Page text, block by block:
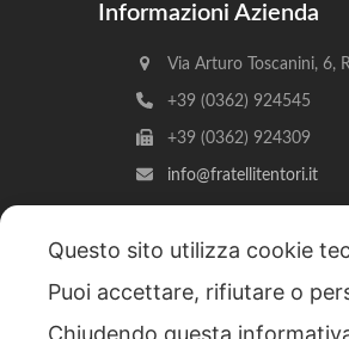
Informazioni Azienda
Via Arturo Toscanini, 6,
+39 (0362) 924545
+39 (0362) 924309
info@fratellitentori.it
Copyright © 2026 F.lli Tentori
Questo sito utilizza cookie
Puoi accettare, rifiutare o
Chiudendo questa